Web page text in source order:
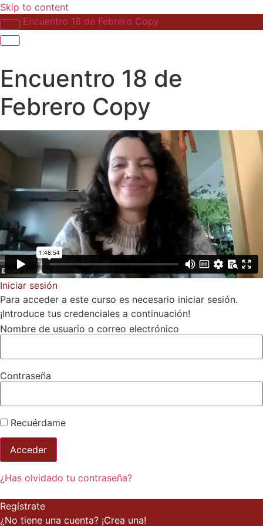
Skip to content
Encuentro 18 de Febrero Copy
Encuentro 18 de
Febrero Copy
Iniciar sesión
Para acceder a este curso es necesario iniciar sesión.
¡Introduce tus credenciales a continuación!
Nombre de usuario o correo electrónico
Contraseña
Recuérdame
¿Has olvidado tu contraseña?
Regístrate
¿No tiene una cuenta? ¡Crea una!